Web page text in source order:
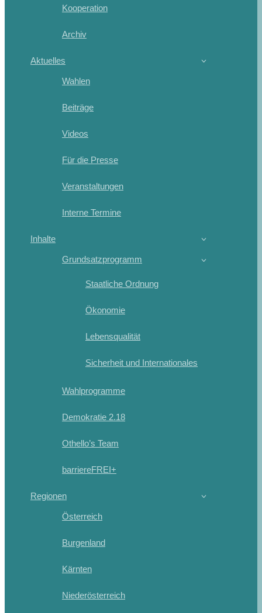
Kooperation
Archiv
Aktuelles
Wahlen
Beiträge
Videos
Für die Presse
Veranstaltungen
Interne Termine
Inhalte
Grundsatzprogramm
Staatliche Ordnung
Ökonomie
Lebensqualität
Sicherheit und Internationales
Wahlprogramme
Demokratie 2.18
Othello’s Team
barriereFREI+
Regionen
Österreich
Burgenland
Kärnten
Niederösterreich